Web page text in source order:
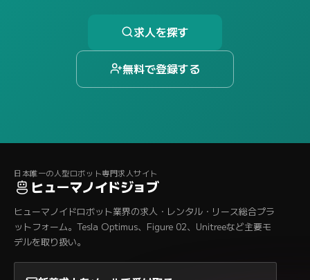
求人を探す
無料で登録する
日本唯一の人型ロボット専門求人サイト
ヒューマノイドジョブ
ヒューマノイドロボット業界の求人・レンタル・リース総合プラ
ットフォーム。Tesla Optimus、Figure 02、Unitreeなど主要モ
デルを取り扱い。